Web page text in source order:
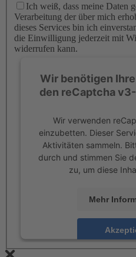
Ich weiß, dass meine Daten
Verarbeitung der über mich
dieses Services bin ich
die Einwilligung jederzeit mit
widerrufen kann.
Wir benötigen
den reCaptcha
Wir verwenden
einzubetten. Dieser
Aktivitäten sammeln.
durch und stimmen Sie
zu, um diese
Mehr
powered by